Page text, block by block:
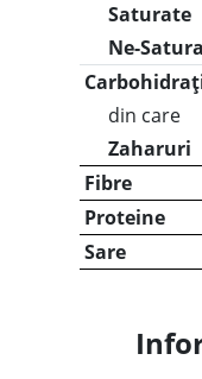
Saturate
Ne-
din care
Zaharuri
Fibre
Proteine
Sare